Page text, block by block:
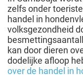
zelfs onder
handel in
volksgezondheid
kan door dieren
dodelijke afloop
over de handel in